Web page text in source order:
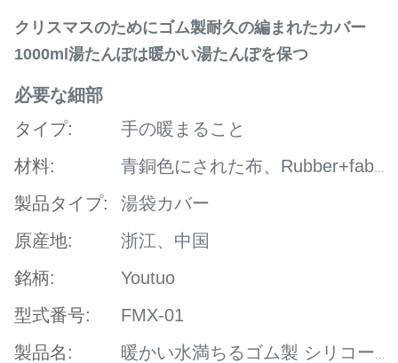
クリスマスのためにゴム製耐久の編まれたカバー
1000ml湯たんぽは暖かい湯たんぽを保つ
必要な細部
タイプ:
手の暖まること
材料:
青銅色にされた布、Rubber+fabric
製品タイプ:
湯袋カバー
原産地:
浙江、中国
銘柄:
Youtuo
型式番号:
FMX-01
製品名:
暖かい水満ちるゴム製 シリコーンの湯たんぽ袋熱い熱パック